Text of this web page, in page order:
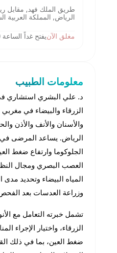
طريق الملك فهد, مقابل
الرياض, المملكة العربية
مغلق الآنيفتح غداً الساعة 08:30
معلومات الطبيب
د. علي البشري استشاري
الزرقاء والبيضاء في
والأسنان والأنف والأذن
الرياض. يساعد المرضى في
الجلوكوما وارتفاع ضغط
العصب البصري ومجال
المياه البيضاء وتحديد مدى
وزراعة العدسات بعد
تشمل خبرته التعامل مع
الزرقاء، واختيار الإجراء
ضغط العين، بما في ذلك